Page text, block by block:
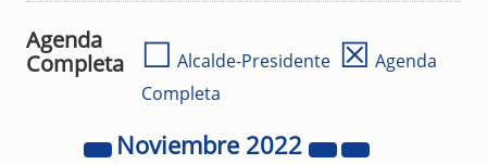
Agenda
Completa
☐ Alcalde-Presidente ☒ Agenda
Completa
Noviembre 2022